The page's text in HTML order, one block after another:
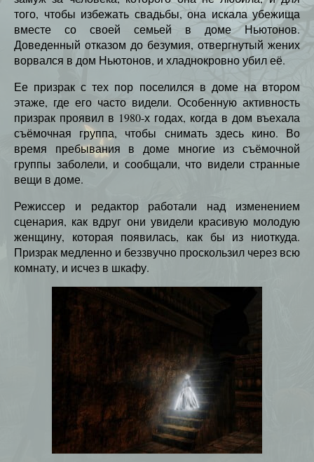
того, чтобы избежать свадьбы, она искала убежища
вместе со своей семьей в доме Ньютонов.
Доведенный отказом до безумия, отвергнутый жених
ворвался в дом Ньютонов, и хладнокровно убил её.
Ее призрак с тех пор поселился в доме на втором
этаже, где его часто видели. Особенную активность
призрак проявил в 1980-х годах, когда в дом въехала
съёмочная группа, чтобы снимать здесь кино. Во
время пребывания в доме многие из съёмочной
группы заболели, и сообщали, что видели странные
вещи в доме.
Режиссер и редактор работали над изменением
сценария, как вдруг они увидели красивую молодую
женщину, которая появилась, как бы из ниоткуда.
Призрак медленно и беззвучно проскользил через всю
комнату, и исчез в шкафу.